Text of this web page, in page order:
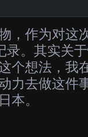
，作为对这
录。其实关
个想法，我
力去做这件
本。